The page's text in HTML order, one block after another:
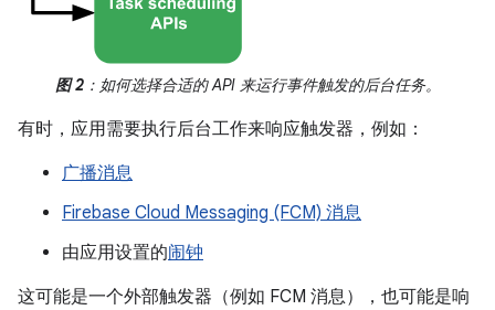
图 2：如何选择合适的 API 来运行事件触发的后台任务。
有时，应用需要执行后台工作来响应触发器，例如：
广播消息
Firebase Cloud Messaging (FCM) 消息
由应用设置的闹钟
这可能是一个外部触发器（例如 FCM 消息），也可能是响